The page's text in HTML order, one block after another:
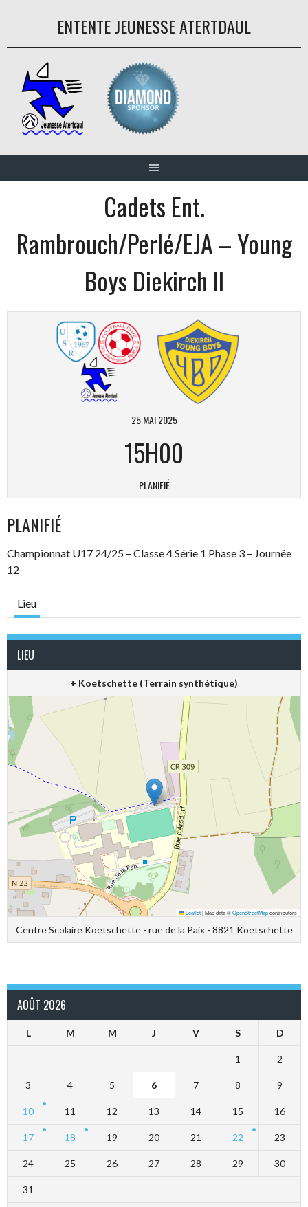
ENTENTE JEUNESSE ATERTDAUL
Cadets Ent.
Rambrouch/Perlé/EJA – Young
Boys Diekirch II
25 MAI 2025
15H00
PLANIFIÉ
PLANIFIÉ
Championnat U17 24/25 – Classe 4 Série 1 Phase 3 – Journée
12
Lieu
LIEU
+ Koetschette (Terrain synthétique)
Leaflet|Map data ©OpenStreetMapcontributors
Centre Scolaire Koetschette - rue de la Paix - 8821 Koetschette
AOÛT 2026
L M M J V S D
1 2
3 4 5 6 7 8 9
10 11 12 13 14 15 16
17 18 19 20 21 22 23
24 25 26 27 28 29 30
31